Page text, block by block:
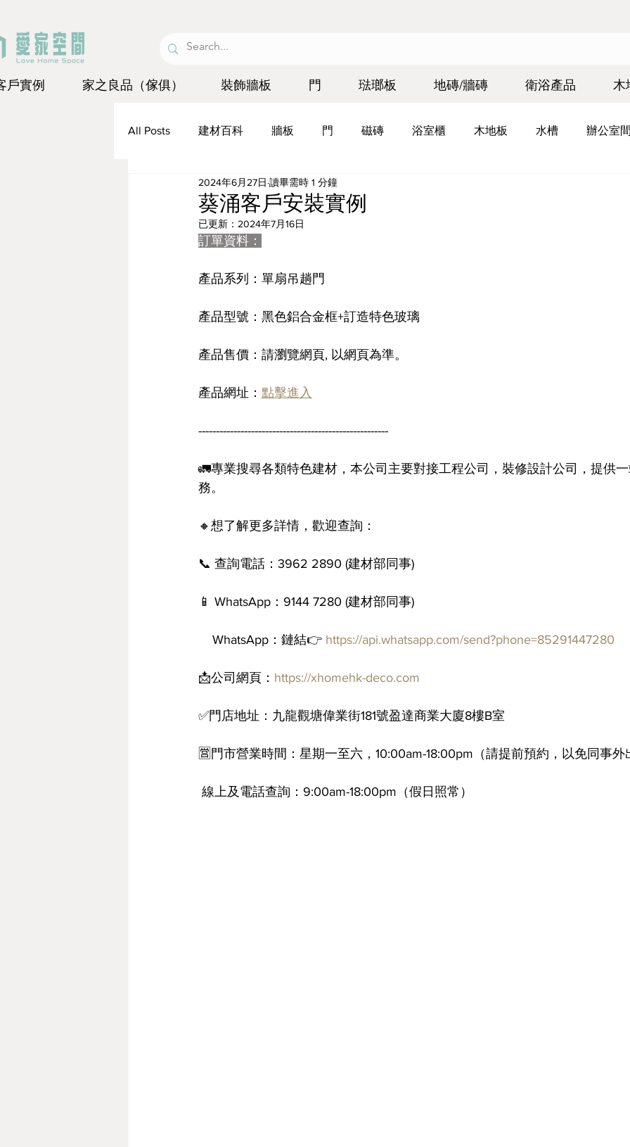
戶實例 家之良品（傢俱） 裝飾牆板 門 琺瑯板 地磚/牆磚 衛浴產品 木
All Posts 建材百科 牆板 門 磁磚 浴室櫃 木地板 水槽 辦公室
葵涌客戶安裝實例
2024年6月27日 讀畢需時 1 分鐘
已更新： 2024年7月16日
訂單資料：
產品系列：單扇吊趟門
產品型號：黑色鋁合金框+訂造特色玻璃
產品售價：請瀏覽網頁, 以網頁為準。
產品網址： 點擊進入
------------------------------------------------------
🚛專業搜尋各類特色建材，本公司主要對接工程公司，裝修設計公司，提供
務。
🔸想了解更多詳情，歡迎查詢：
📞 查詢電話：3962 2890 (建材部同事)
📱 WhatsApp：9144 7280 (建材部同事)
WhatsApp：鏈結👉 https://api.whatsapp.com/send?phone=85291447280
📩公司網頁： https://xhomehk-deco.com
✅門店地址：九龍觀塘偉業街181號盈達商業大廈8樓B室
🈺門市營業時間：星期一至六，10:00am-18:00pm（請提前預約，以免同事外
線上及電話查詢：9:00am-18:00pm（假日照常）